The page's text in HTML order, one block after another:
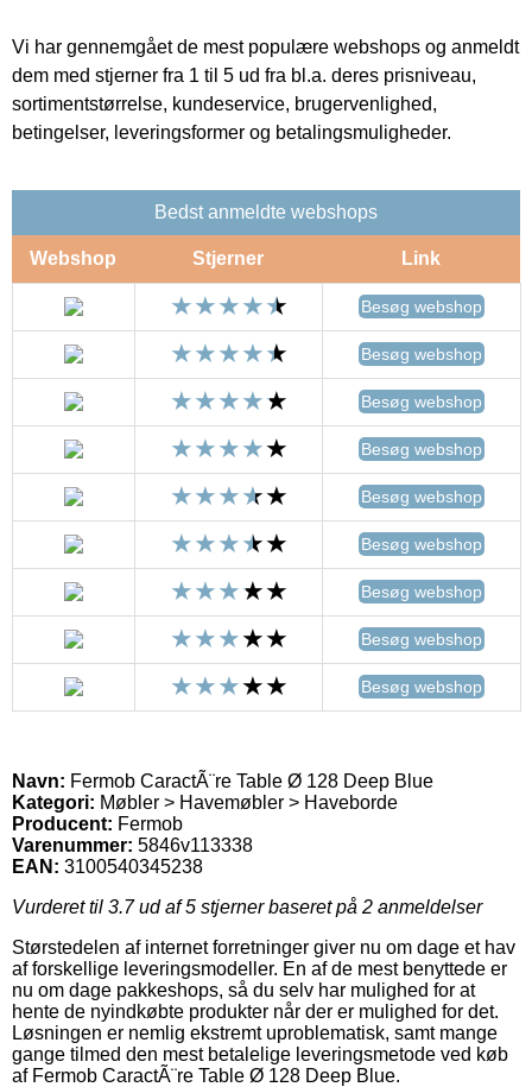
Vi har gennemgået de mest populære webshops og anmeldt
dem med stjerner fra 1 til 5 ud fra bl.a. deres prisniveau,
sortimentstørrelse, kundeservice, brugervenlighed,
betingelser, leveringsformer og betalingsmuligheder.
Bedst anmeldte webshops
Webshop Stjerner Link
Besøg webshop
Besøg webshop
Besøg webshop
Besøg webshop
Besøg webshop
Besøg webshop
Besøg webshop
Besøg webshop
Besøg webshop
Navn: Fermob CaractÃ¨re Table Ø 128 Deep Blue
Kategori: Møbler > Havemøbler > Haveborde
Producent: Fermob
Varenummer: 5846v113338
EAN: 3100540345238
Vurderet til 3.7ud af 5 stjerner baseret på 2 anmeldelser
Størstedelen af internet forretninger giver nu om dage et hav
af forskellige leveringsmodeller. En af de mest benyttede er
nu om dage pakkeshops, så du selv har mulighed for at
hente de nyindkøbte produkter når der er mulighed for det.
Løsningen er nemlig ekstremt uproblematisk, samt mange
gange tilmed den mest betalelige leveringsmetode ved køb
af Fermob CaractÃ¨re Table Ø 128 Deep Blue.